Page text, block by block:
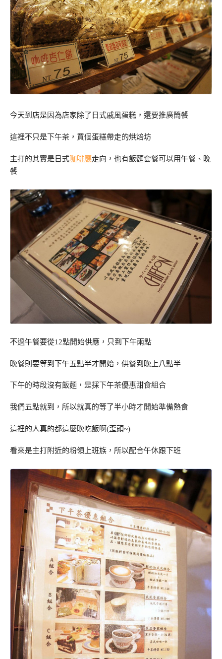
今天到店是因為店家除了日式戚風蛋糕，還要推廣簡餐
這裡不只是下午茶，買個蛋糕帶走的烘焙坊
主打的其實是日式咖啡廳走向，也有飯麵套餐可以用午餐、晚
餐
不過午餐要從12點開始供應，只到下午兩點
晚餐則要等到下午五點半才開始，供餐到晚上八點半
下午的時段沒有飯麵，是採下午茶優惠甜食組合
我們五點就到，所以就真的等了半小時才開始準備熱食
這裡的人真的都這麼晚吃飯啊(歪頭~)
看來是主打附近的粉領上班族，所以配合午休跟下班